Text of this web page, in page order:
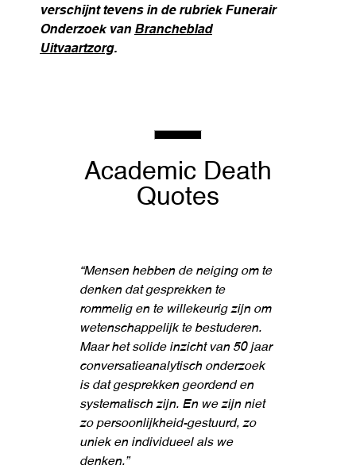
verschijnt tevens in de rubriek Funerair
Onderzoek van Brancheblad
Uitvaartzorg.
Academic Death
Quotes
“Mensen hebben de neiging om te
denken dat gesprekken te
rommelig en te willekeurig zijn om
wetenschappelijk te bestuderen.
Maar het solide inzicht van 50 jaar
conversatieanalytisch onderzoek
is dat gesprekken geordend en
systematisch zijn. En we zijn niet
zo persoonlijkheid-gestuurd, zo
uniek en individueel als we
denken.”